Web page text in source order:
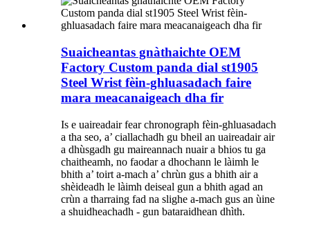
Suaicheantas gnàthaichte OEM
Factory Custom panda dial st1905
Steel Wrist fèin-ghluasadach faire
mara meacanaigeach dha fir
Is e uaireadair fear chronograph fèin-ghluasadach
a tha seo, a’ ciallachadh gu bheil an uaireadair air
a dhùsgadh gu maireannach nuair a bhios tu ga
chaitheamh, no faodar a dhochann le làimh le
bhith a’ toirt a-mach a’ chrùn gus a bhith air a
shèideadh le làimh deiseal gun a bhith agad an
crùn a tharraing fad na slighe a-mach gus an ùine
a shuidheachadh - gun bataraidhean dhìth.